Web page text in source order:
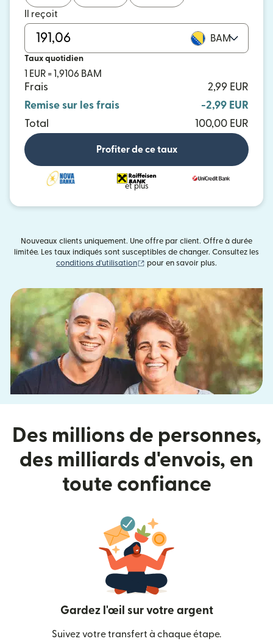
Il reçoit
BAM
Taux quotidien
1 EUR = 1,9106 BAM
Frais
2,99 EUR
Remise sur les frais
-2,99 EUR
Total
100,00 EUR
Profiter de ce taux
et plus
Nouveaux clients uniquement. Une offre par client. Offre à durée
limitée. Les taux indiqués sont susceptibles de changer. Consultez les
conditions d'utilisation
(s'ouvre dans une nouvelle fenêtre)
pour en savoir plus.
Des millions de personnes,
des milliards d'envois, en
toute confiance
Gardez l'œil sur votre argent
Suivez votre transfert à chaque étape.